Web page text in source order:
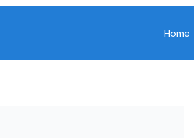
Home